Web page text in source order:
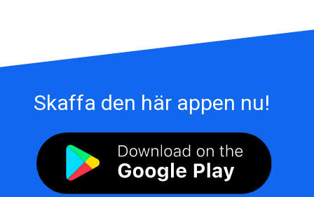
Skaffa den här appen nu!